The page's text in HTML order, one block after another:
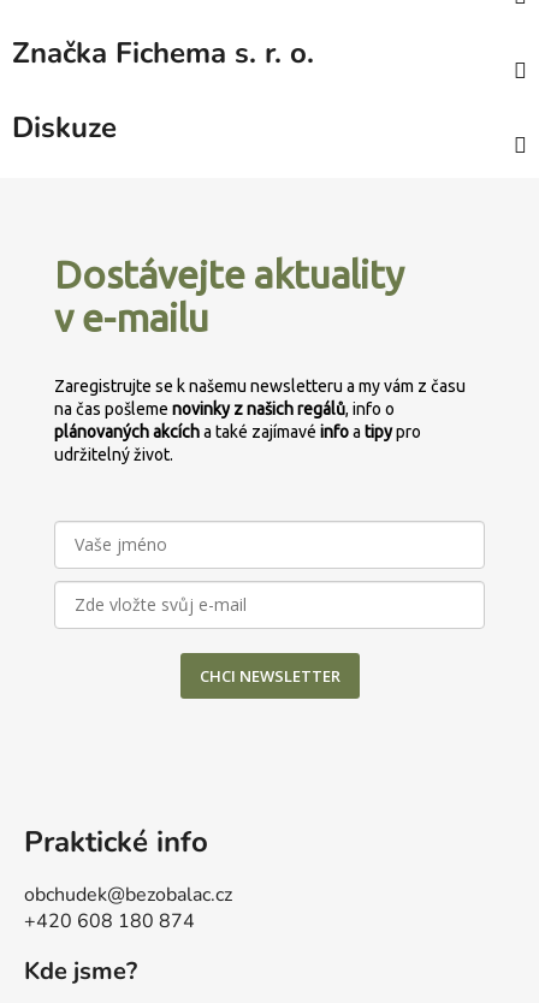
Značka Fichema s. r. o.
Diskuze
Dostávejte aktuality
v e-mailu
Zaregistrujte se k našemu newsletteru a my vám z času
na čas pošleme novinky z našich regálů, info o
plánovanýchakcícha také zajímavé infoa tipypro
udržitelný život.
CHCI NEWSLETTER
Praktické info
obchudek@bezobalac.cz
+420 608 180 874
Kde jsme?